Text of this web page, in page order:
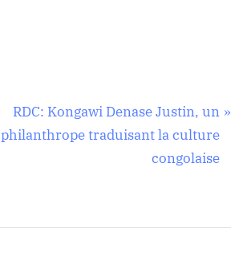
N
e
o
RDC: Kongawi Denase Justin, un
philanthrope traduisant la culture
congolaise